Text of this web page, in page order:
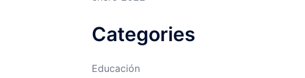
Categories
Educación